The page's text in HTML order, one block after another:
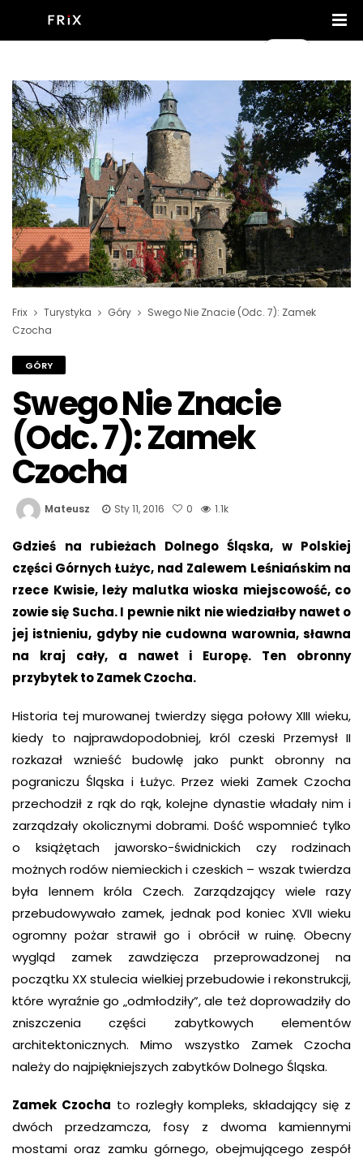
Frix Turystyka Góry
Swego Nie Znacie (odc. 7): Zamek
Czocha
GÓRY
Swego Nie Znacie
(odc. 7): Zamek
Czocha
Mateusz Sty 11, 2016 0 1.1k
Gdzieś na rubieżach Dolnego Śląska, w Polskiej
części Górnych Łużyc, nad Zalewem Leśniańskim na
rzece Kwisie, leży malutka wioska miejscowość, co
zowie się Sucha. I pewnie nikt nie wiedziałby nawet o
jej istnieniu, gdyby nie cudowna warownia, sławna
na kraj cały, a nawet i Europę. Ten obronny
przybytek to Zamek Czocha.
Historia tej murowanej twierdzy sięga połowy XIII wieku,
kiedy to najprawdopodobniej, król czeski Przemysł II
rozkazał wznieść budowlę jako punkt obronny na
pograniczu Śląska i Łużyc. Przez wieki Zamek Czocha
przechodził z rąk do rąk, kolejne dynastie władały nim i
zarządzały okolicznymi dobrami. Dość wspomnieć tylko
o książętach jaworsko-świdnickich czy rodzinach
możnych rodów niemieckich i czeskich – wszak twierdza
była lennem króla Czech. Zarządzający wiele razy
przebudowywało zamek, jednak pod koniec XVII wieku
ogromny pożar strawił go i obrócił w ruinę. Obecny
wygląd zamek zawdzięcza przeprowadzonej na
początku XX stulecia wielkiej przebudowie i rekonstrukcji,
które wyraźnie go „odmłodziły”, ale też doprowadziły do
zniszczenia części zabytkowych elementów
architektonicznych. Mimo wszystko Zamek Czocha
należy do najpiękniejszych zabytków Dolnego Śląska.
Zamek Czocha to rozległy kompleks, składający się z
dwóch przedzamcza, fosy z dwoma kamiennymi
mostami oraz zamku górnego, obejmującego zespół